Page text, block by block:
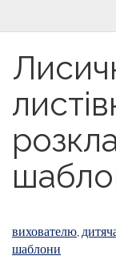
вихователю,
шаблони